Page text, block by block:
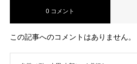
0 コメント
この記事へのコメントはありません。